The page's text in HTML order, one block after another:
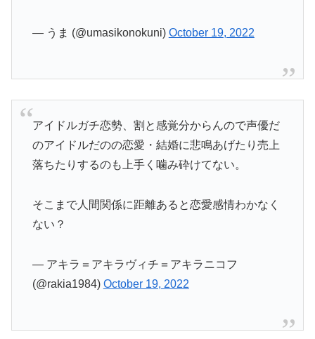
— うま (@umasikonokuni) October 19, 2022
アイドルガチ恋勢、割と感覚分からんので声優だ
のアイドルだのの恋愛・結婚に悲鳴あげたり売上
落ちたりするのも上手く噛み砕けてない。
そこまで人間関係に距離あると恋愛感情わかなく
ない？
— アキラ＝アキラヴィチ＝アキラニコフ
(@rakia1984) October 19, 2022